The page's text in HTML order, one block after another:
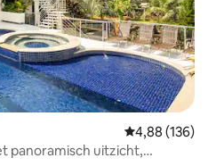
Gemiddelde
4,88 (136)
panoramisch uitzicht,